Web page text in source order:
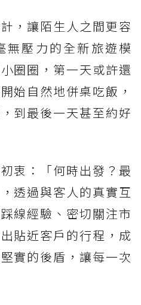
，讓陌生人之間更容
無壓力的全新旅遊模
圈圈，第一天或許還
始自然地併桌吃飯，
到最後一天甚至約好
衷：「何時出發？最
透過與客人的真實互
線經驗、密切關注市
貼近客戶的行程，成
實的後盾，讓每一次